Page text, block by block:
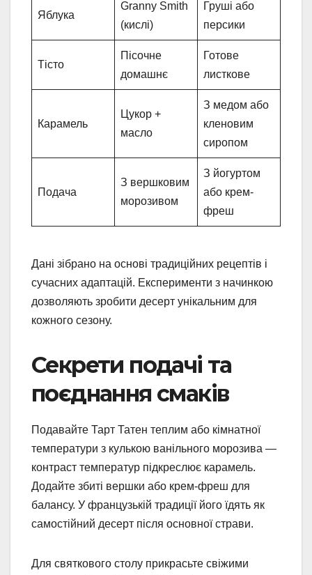
Яблука
Granny Smith
(кислі)
Груші або
персики
Тісто
Пісочне
домашнє
Готове
листкове
Карамель
Цукор +
масло
З медом або
кленовим
сиропом
Подача
З вершковим
морозивом
З йогуртом
або крем-
фреш
Дані зібрано на основі традиційних рецептів і
сучасних адаптацій. Експерименти з начинкою
дозволяють зробити десерт унікальним для
кожного сезону.
Секрети подачі та
поєднання смаків
Подавайте Тарт Татен теплим або кімнатної
температури з кулькою ванільного морозива —
контраст температур підкреслює карамель.
Додайте збиті вершки або крем-фреш для
балансу. У французькій традиції його їдять як
самостійний десерт після основної страви.
Для святкового столу прикрасьте свіжими